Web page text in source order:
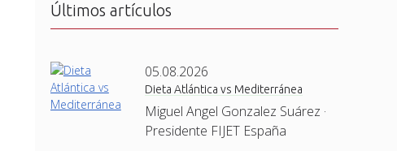
Últimos artículos
05.08.2026
Dieta Atlántica vs Mediterránea
Miguel Angel Gonzalez Suárez ·
Presidente FIJET España